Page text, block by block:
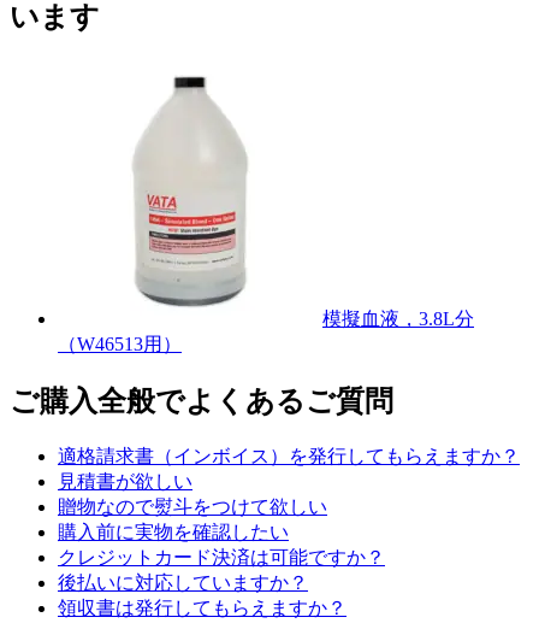
います
模擬血液，3.8L分
（W46513用）
ご購入全般でよくあるご質問
適格請求書（インボイス）を発行してもらえますか？
見積書が欲しい
贈物なので熨斗をつけて欲しい
購入前に実物を確認したい
クレジットカード決済は可能ですか？
後払いに対応していますか？
領収書は発行してもらえますか？